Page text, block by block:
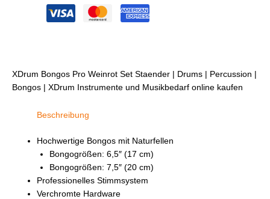
XDrum Bongos Pro Weinrot Set Staender | Drums | Percussion |
Bongos | XDrum Instrumente und Musikbedarf online kaufen
Beschreibung
Hochwertige Bongos mit Naturfellen
Bongogrößen: 6,5″ (17 cm)
Bongogrößen: 7,5″ (20 cm)
Professionelles Stimmsystem
Verchromte Hardware